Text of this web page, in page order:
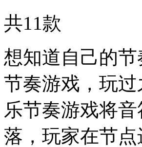
共11款
想知道自己的
节奏游戏，玩
乐节奏游戏将
落，玩家在节